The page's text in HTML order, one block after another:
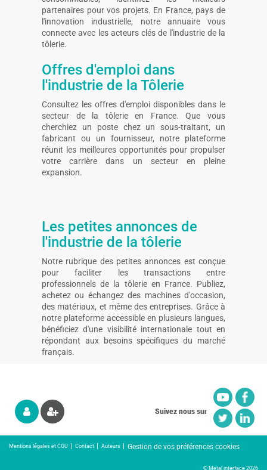
partenaires pour vos projets. En France, pays de
l'innovation industrielle, notre annuaire vous
connecte avec les acteurs clés de l'industrie de la
tôlerie.
Offres d'emploi dans
l'industrie de la Tôlerie
Consultez les offres d'emploi disponibles dans le
secteur de la tôlerie en France. Que vous
cherchiez un poste chez un sous-traitant, un
fabricant ou un fournisseur, notre plateforme
réunit les meilleures opportunités pour propulser
votre carrière dans un secteur en pleine
expansion.
Les petites annonces de
l'industrie de la tôlerie
Notre rubrique des petites annonces est conçue
pour faciliter les transactions entre
professionnels de la tôlerie en France. Publiez,
achetez ou échangez des machines d'occasion,
des matériaux, et même des entreprises. Grâce à
notre plateforme accessible en plusieurs langues,
bénéficiez d'une visibilité internationale tout en
répondant aux besoins spécifiques du marché
français.
Suivez nous sur
Mentions légales et CGU Contact Auteurs Gestion de vos préférences cookies
© Metal interface 2026